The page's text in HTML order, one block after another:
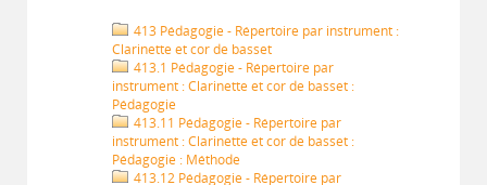
413 Pédagogie - Répertoire par instrument :
Clarinette et cor de basset
413.1 Pédagogie - Répertoire par
instrument : Clarinette et cor de basset :
Pédagogie
413.11 Pédagogie - Répertoire par
instrument : Clarinette et cor de basset :
Pédagogie : Méthode
413.12 Pédagogie - Répertoire par